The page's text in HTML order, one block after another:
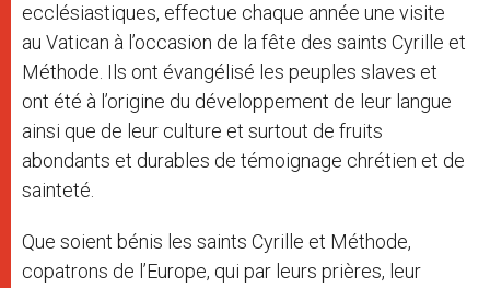
ecclésiastiques, effectue chaque année une visite
au Vatican à l’occasion de la fête des saints Cyrille et
Méthode. Ils ont évangélisé les peuples slaves et
ont été à l’origine du développement de leur langue
ainsi que de leur culture et surtout de fruits
abondants et durables de témoignage chrétien et de
sainteté.
Que soient bénis les saints Cyrille et Méthode,
copatrons de l’Europe, qui par leurs prières, leur